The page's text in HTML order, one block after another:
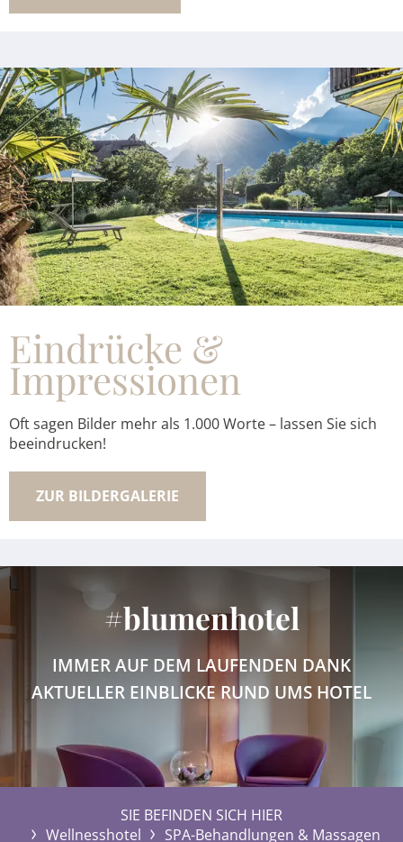
Eindrücke &
Impressionen
Oft sagen Bilder mehr als 1.000 Worte – lassen Sie sich
beeindrucken!
ZUR BILDERGALERIE
#blumenhotel
IMMER AUF DEM LAUFENDEN DANK
AKTUELLER EINBLICKE RUND UMS HOTEL
SIE BEFINDEN SICH HIER
Wellnesshotel
SPA-Behandlungen & Massagen